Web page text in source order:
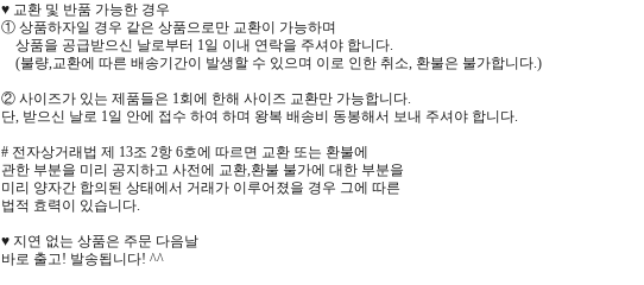
♥ 교환 및 반품 가능한 경우
① 상품하자일 경우 같은 상품으로만 교환이 가능하며
상품을 공급받으신 날로부터 1일 이내 연락을 주셔야 합니다.
(불량,교환에 따른 배송기간이 발생할 수 있으며 이로 인한 취소, 환불은 불가합니다.)
② 사이즈가 있는 제품들은 1회에 한해 사이즈 교환만 가능합니다.
단, 받으신 날로 1일 안에 접수 하여 하며 왕복 배송비 동봉해서 보내 주셔야 합니다.
# 전자상거래법 제 13조 2항 6호에 따르면 교환 또는 환불에
관한 부분을 미리 공지하고 사전에 교환,환불 불가에 대한 부분을
미리 양자간 합의된 상태에서 거래가 이루어졌을 경우 그에 따른
법적 효력이 있습니다.
♥ 지연 없는 상품은 주문 다음날
바로 출고! 발송됩니다! ^^